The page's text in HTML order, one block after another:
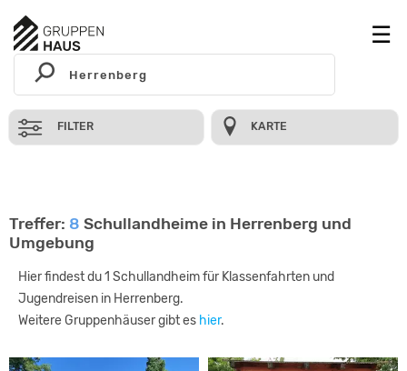
FILTER KARTE
Treffer: 8 Schullandheime in Herrenberg und
Umgebung
Hier findest du 1 Schullandheim für Klassenfahrten und
Jugendreisen in Herrenberg.
Weitere Gruppenhäuser gibt es hier.